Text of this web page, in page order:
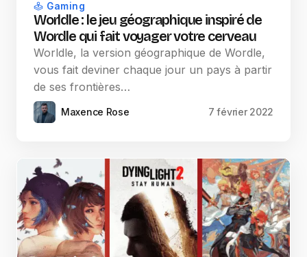
Gaming
Worldle : le jeu géographique inspiré de
Wordle qui fait voyager votre cerveau
Worldle, la version géographique de Wordle,
vous fait deviner chaque jour un pays à partir
de ses frontières…
Maxence Rose 7 février 2022